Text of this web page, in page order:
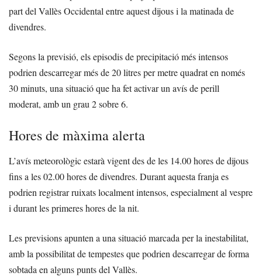
part del Vallès Occidental entre aquest dijous i la matinada de
divendres.
Segons la previsió, els episodis de precipitació més intensos
podrien descarregar més de 20 litres per metre quadrat en només
30 minuts, una situació que ha fet activar un avís de perill
moderat, amb un grau 2 sobre 6.
Hores de màxima alerta
L’avís meteorològic estarà vigent des de les 14.00 hores de dijous
fins a les 02.00 hores de divendres. Durant aquesta franja es
podrien registrar ruixats localment intensos, especialment al vespre
i durant les primeres hores de la nit.
Les previsions apunten a una situació marcada per la inestabilitat,
amb la possibilitat de tempestes que podrien descarregar de forma
sobtada en alguns punts del Vallès.